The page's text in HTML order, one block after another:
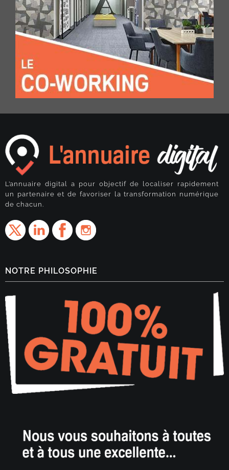
L’annuaire digital a pour objectif de localiser rapidement
un partenaire et de favoriser la transformation numérique
de chacun.
NOTRE PHILOSOPHIE